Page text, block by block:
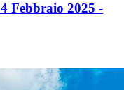
Febbraio 2025 -